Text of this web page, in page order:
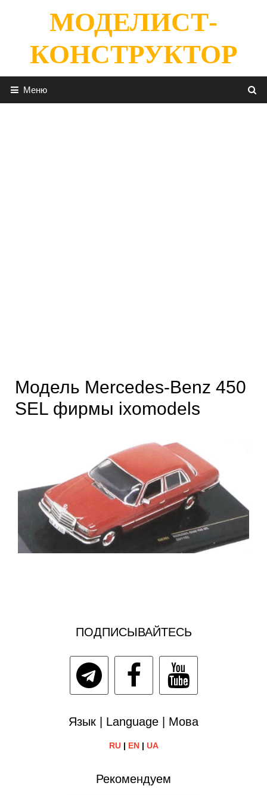
содержимомуМОДЕЛИСТ-
КОНСТРУКТОР
Меню
Модель Mercedes-Benz 450
SEL фирмы ixomodels
ПОДПИСЫВАЙТЕСЬ
Язык | Language | Мова
RU| EN| UA
Рекомендуем